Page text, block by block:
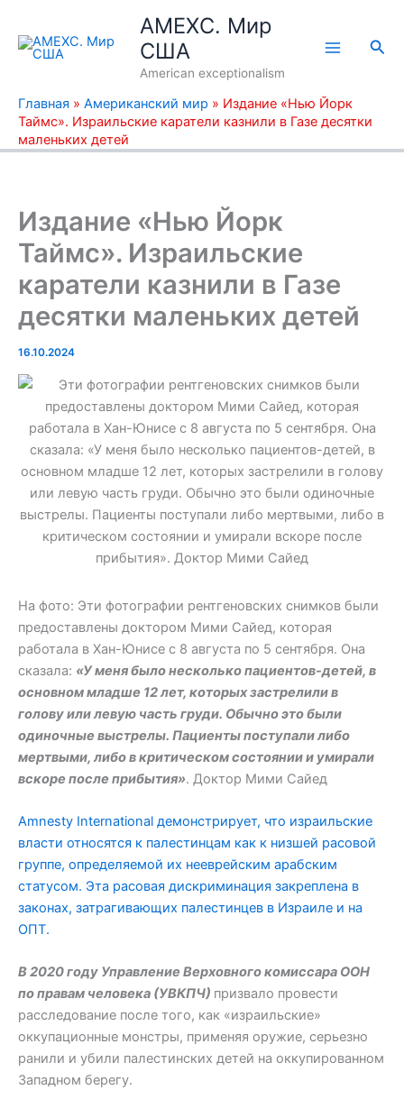
содержимому
AMEXC. Мир
США
American exceptionalism
Главная » Американский мир » Издание «Нью Йорк
Таймс». Израильские каратели казнили в Газе десятки
маленьких детей
Издание «Нью Йорк
Таймс». Израильские
каратели казнили в Газе
десятки маленьких детей
16.10.2024
На фото: Эти фотографии рентгеновских снимков были
предоставлены доктором Мими Сайед, которая
работала в Хан-Юнисе с 8 августа по 5 сентября. Она
сказала: «У меня было несколько пациентов-детей, в
основном младше 12 лет, которых застрелили в
голову или левую часть груди. Обычно это были
одиночные выстрелы. Пациенты поступали либо
мертвыми, либо в критическом состоянии и умирали
вскоре после прибытия». Доктор Мими Сайед
Amnesty International демонстрирует, что израильские
власти относятся к палестинцам как к низшей расовой
группе, определяемой их нееврейским арабским
статусом. Эта расовая дискриминация закреплена в
законах, затрагивающих палестинцев в Израиле и на
ОПТ.
В 2020 году Управление Верховного комиссара ООН
по правам человека (УВКПЧ) призвало провести
расследование после того, как «израильские»
оккупационные монстры, применяя оружие, серьезно
ранили и убили палестинских детей на оккупированном
Западном берегу.